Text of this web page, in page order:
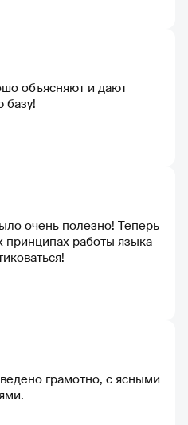
объясняют и дают
базу!
очень полезно! Теперь
принципах работы языка
грамотно, с ясными